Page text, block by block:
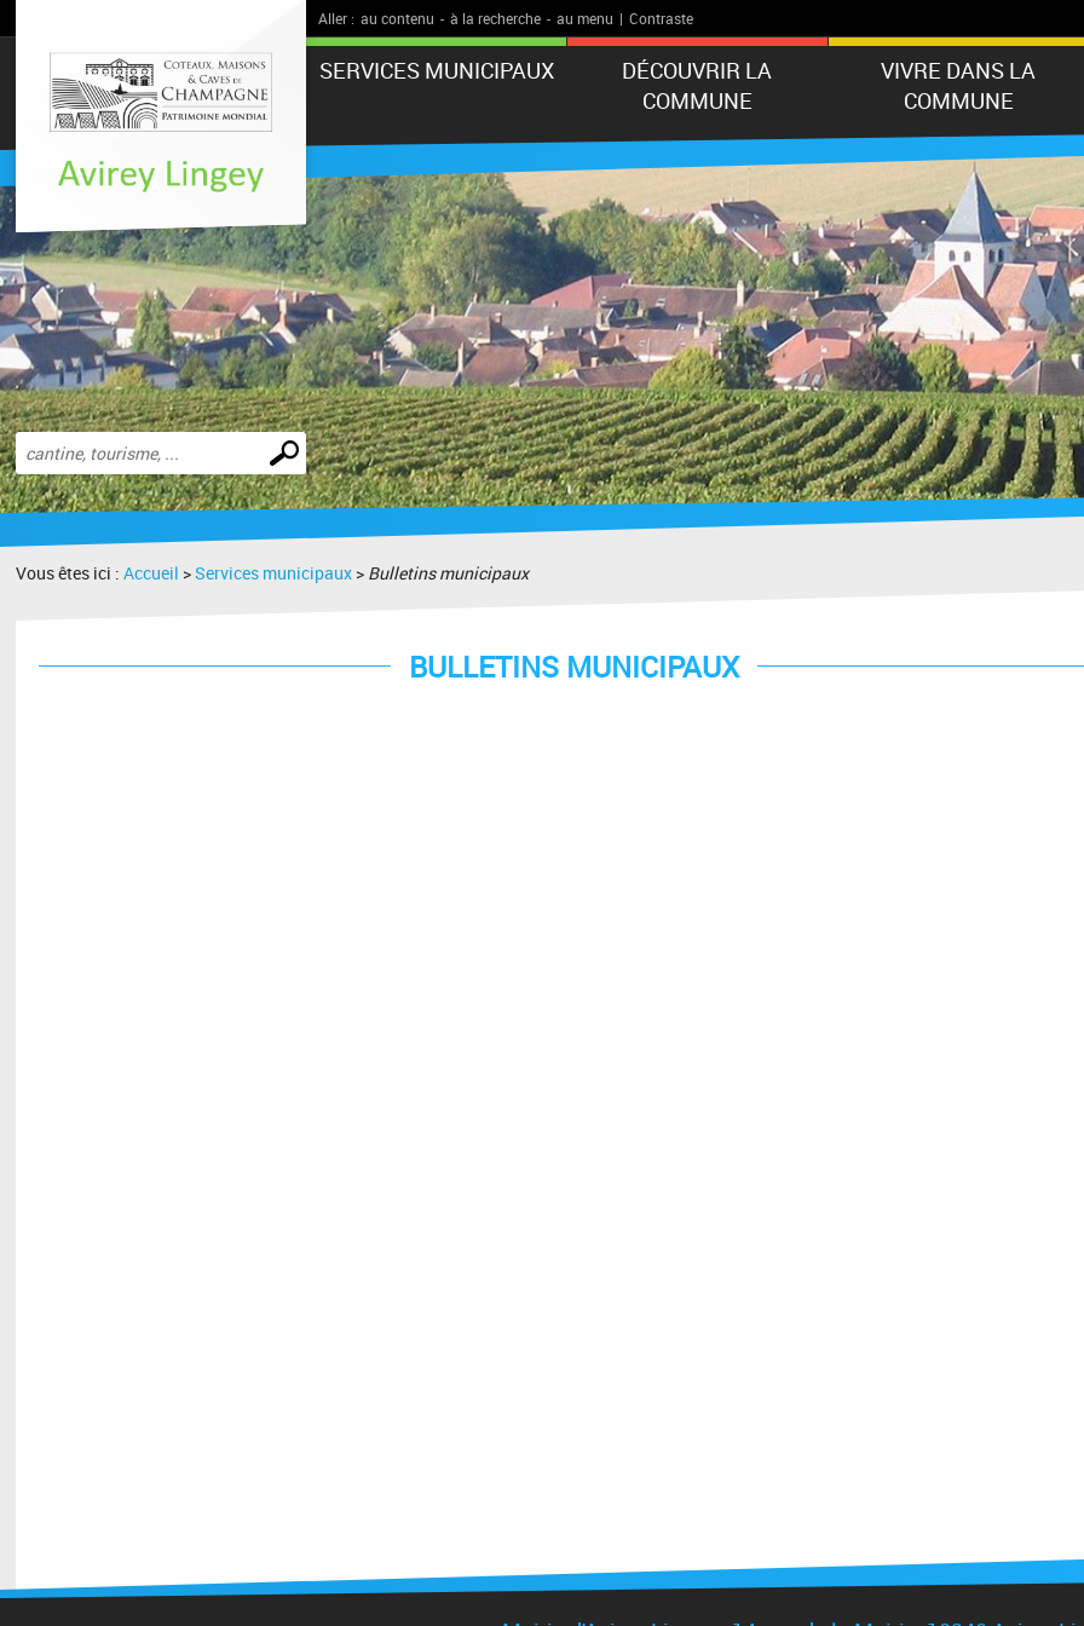
Aller : au contenu - à la recherche - au menu | Contraste
SERVICES MUNICIPAUX
DÉCOUVRIR LA
COMMUNE
VIVRE DANS LA
COMMUNE
Effectuer
une
recherche
Vous êtes ici :Accueil >Services municipaux > Bulletins municipaux
BULLETINS MUNICIPAUX